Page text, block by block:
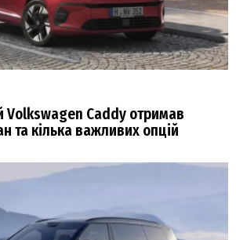
Volkswagen Caddy отримав
та кілька важливих опцій